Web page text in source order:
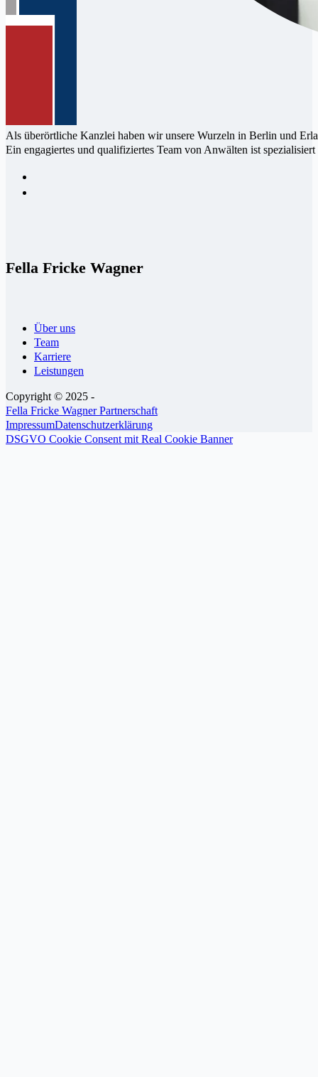
Als überörtliche Kanzlei haben wir un­sere Wur­zeln in Berlin und
Ein enga­giertes und qualifi­ziertes Team von Anwälten ist
Fella Fricke Wagner
Über uns
Team
Karriere
Leistungen
Copyright © 2025 -
Fella Fricke Wagner Partnerschaft
ImpressumDatenschutzerklärung
DSGVO Cookie Consent mit Real Cookie Banner